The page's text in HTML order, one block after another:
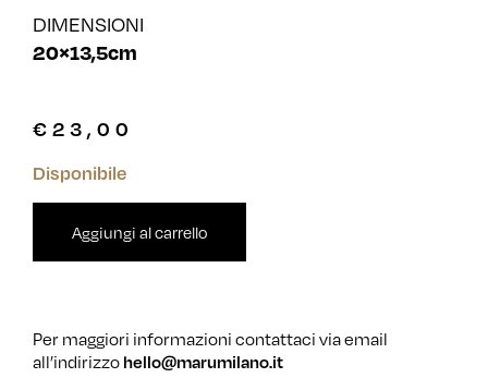
DIMENSIONI
20×13,5cm
€ 23,00
Disponibile
Aggiungi al carrello
Per maggiori informazioni contattaci via email
all’indirizzo hello@marumilano.it